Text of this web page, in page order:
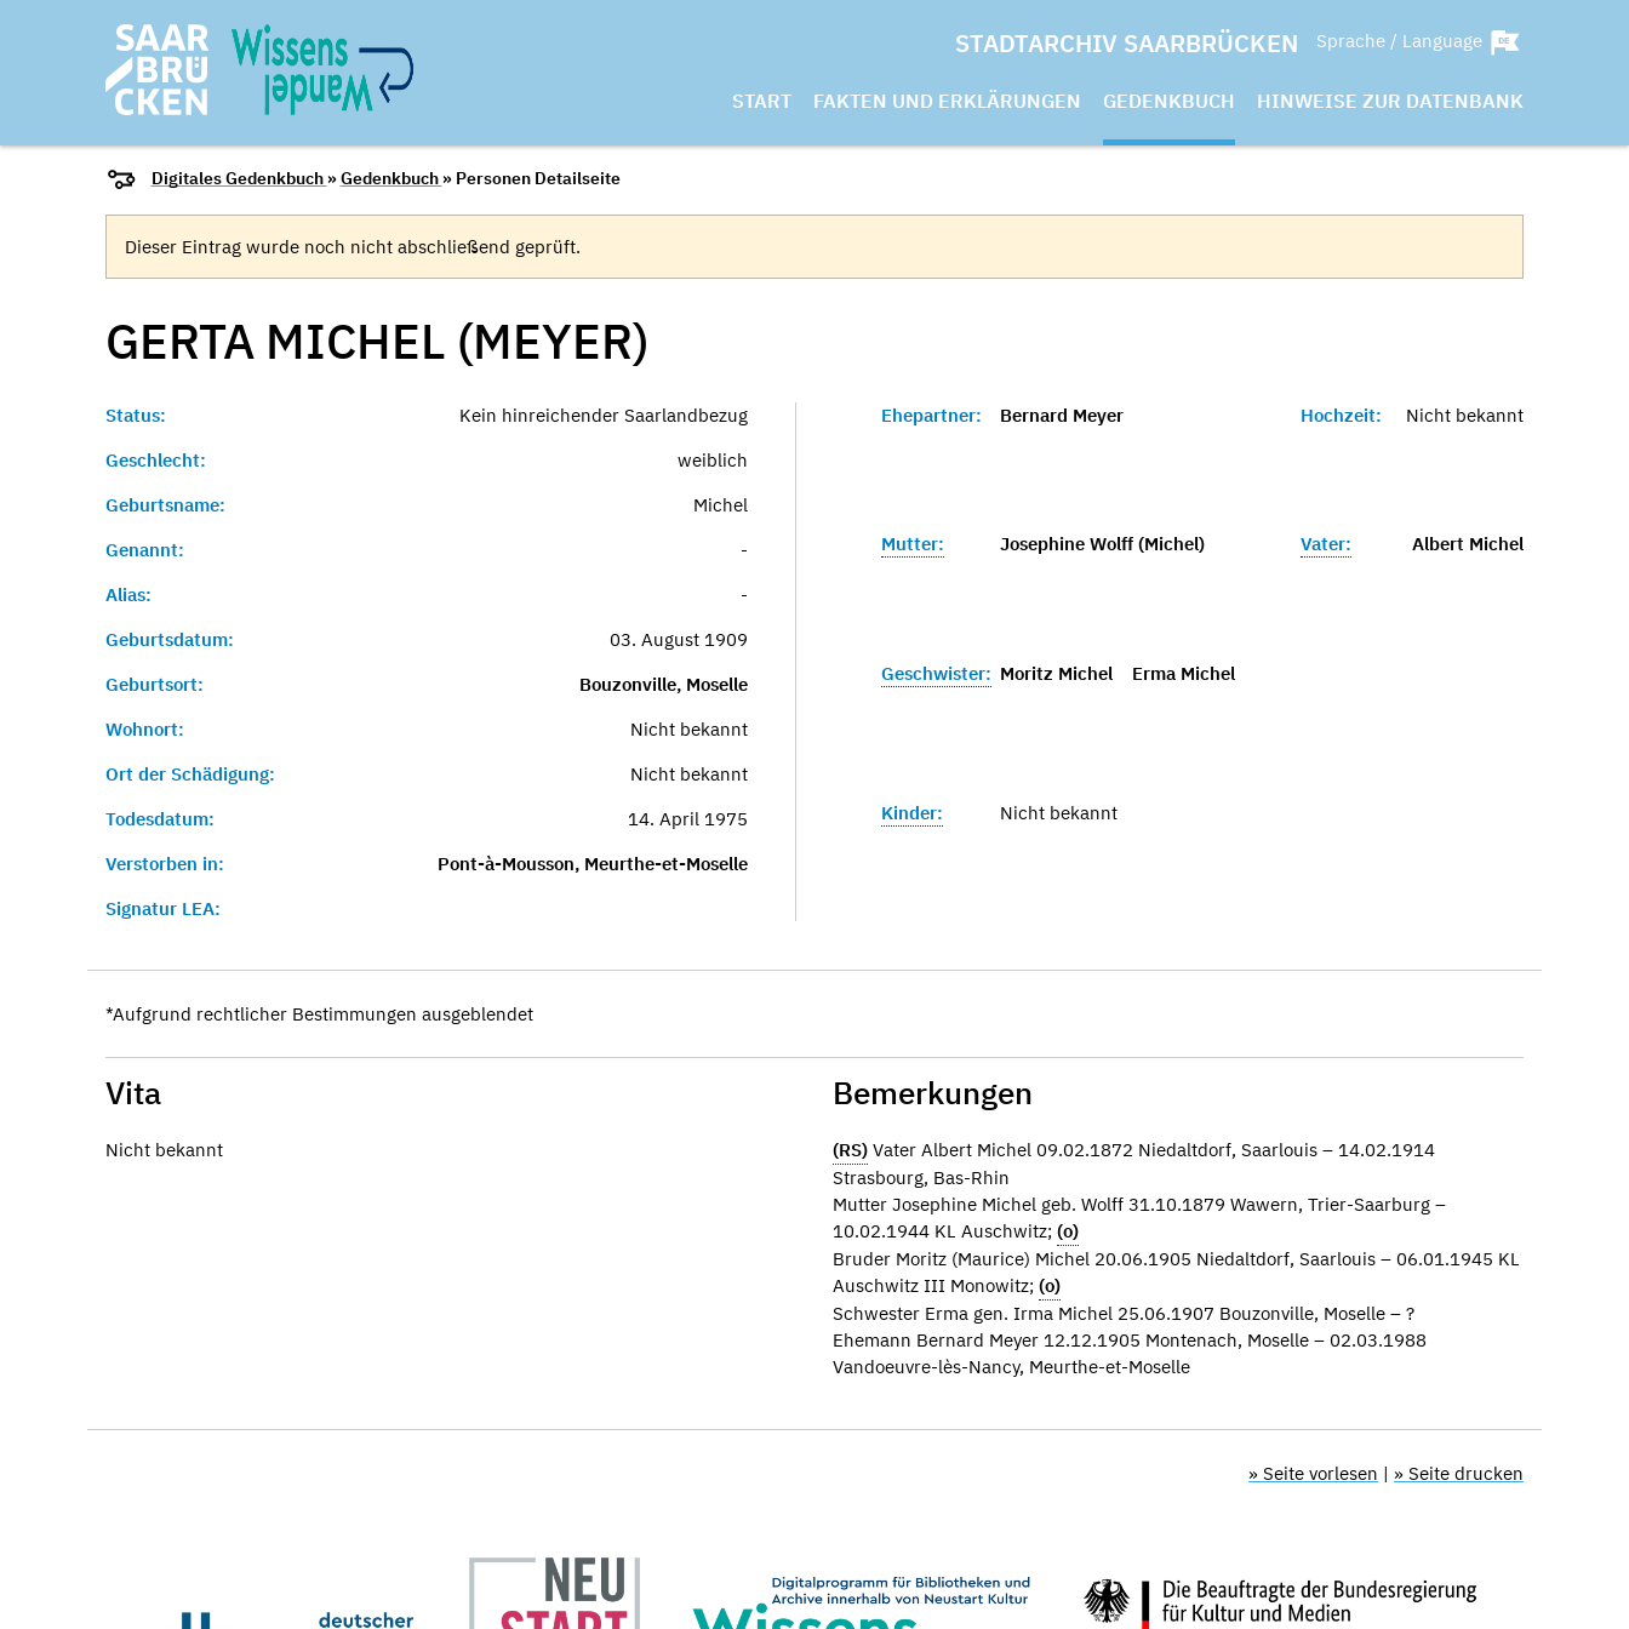
STADTARCHIV SAARBRÜCKEN Sprache / Language
START FAKTEN UND ERKLÄRUNGEN GEDENKBUCH HINWEISE ZUR DATENBANK
Digitales Gedenkbuch »Gedenkbuch » Personen Detailseite
Dieser Eintrag wurde noch nicht abschließend geprüft.
GERTA MICHEL (MEYER)
Status:
Kein hinreichender Saarlandbezug
Geschlecht:
weiblich
Geburtsname:
Michel
Genannt:
-
Alias:
-
Geburtsdatum:
03. August 1909
Geburtsort:
Bouzonville, Moselle
Wohnort:
Nicht bekannt
Ort der Schädigung:
Nicht bekannt
Todesdatum:
14. April 1975
Verstorben in:
Pont-à-Mousson, Meurthe-et-Moselle
Signatur LEA:
Ehepartner: Bernard Meyer Hochzeit: Nicht bekannt
Mutter: Josephine Wolff (Michel) Vater: Albert Michel
Geschwister: Moritz Michel Erma Michel
Kinder: Nicht bekannt
*Aufgrund rechtlicher Bestimmungen ausgeblendet
Vita
Nicht bekannt
Bemerkungen
(RS) Vater Albert Michel 09.02.1872 Niedaltdorf, Saarlouis – 14.02.1914
Strasbourg, Bas-Rhin
Mutter Josephine Michel geb. Wolff 31.10.1879 Wawern, Trier-Saarburg –
10.02.1944 KL Auschwitz; (o)
Bruder Moritz (Maurice) Michel 20.06.1905 Niedaltdorf, Saarlouis – 06.01.1945 KL
Auschwitz III Monowitz; (o)
Schwester Erma gen. Irma Michel 25.06.1907 Bouzonville, Moselle – ?
Ehemann Bernard Meyer 12.12.1905 Montenach, Moselle – 02.03.1988
Vandoeuvre-lès-Nancy, Meurthe-et-Moselle
» Seite vorlesen | » Seite drucken